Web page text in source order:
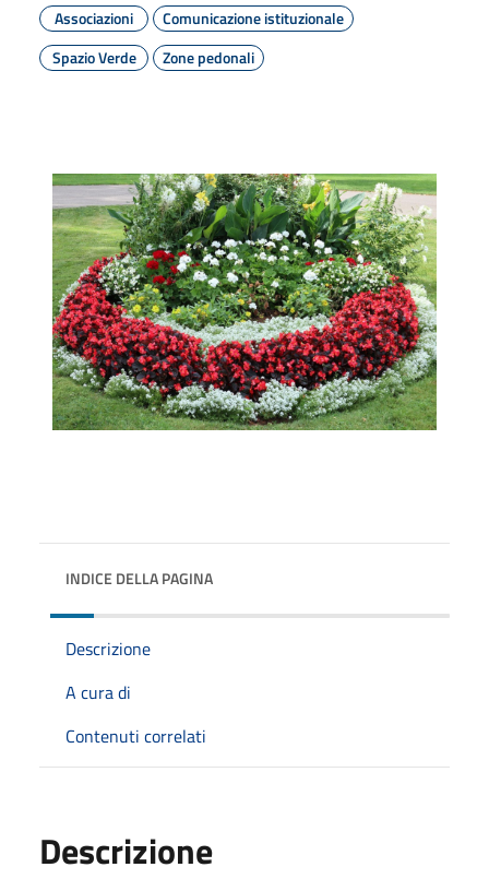
Associazioni
Comunicazione istituzionale
Spazio Verde
Zone pedonali
INDICE DELLA PAGINA
Descrizione
A cura di
Contenuti correlati
Descrizione